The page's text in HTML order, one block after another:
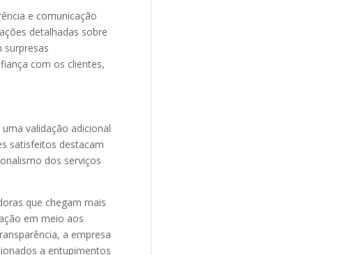
e comunicação
detalhadas sobre
com os clientes,
validação adicional
satisfeitos destacam
dos serviços
que chegam mais
em meio aos
a empresa
a entupimentos